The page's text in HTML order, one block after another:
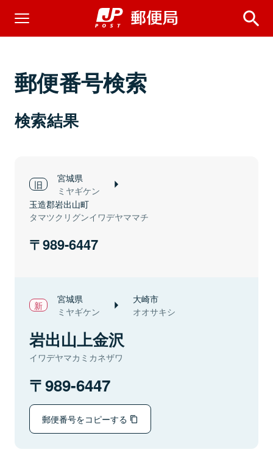
郵便番号検索
検索結果
宮城県
ミヤギケン
玉造郡岩出山町
タマツクリグンイワデヤママチ
989-6447
宮城県
ミヤギケン
大崎市
オオサキシ
岩出山上金沢
イワデヤマカミカネザワ
989-6447
郵便番号をコピーする